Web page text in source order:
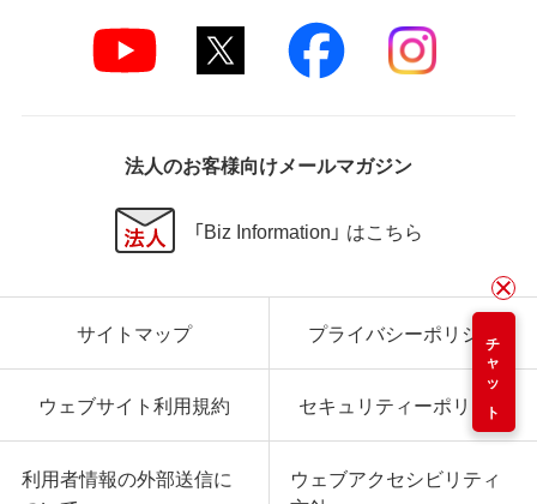
チャット
法人のお客様向けメールマガジン
「Biz Information」 はこちら
サイトマップ プライバシーポリシー
ウェブサイト利用規約 セキュリティーポリシー
利用者情報の外部送信に
ウェブアクセシビリティ